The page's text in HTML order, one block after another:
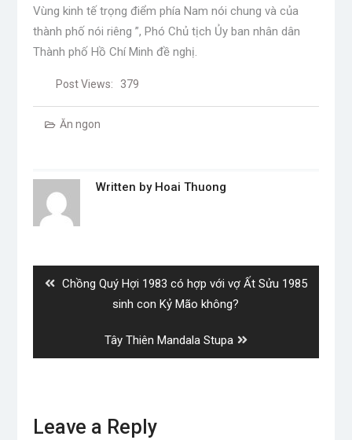
Vùng kinh tế trọng điểm phía Nam nói chung và của
thành phố nói riêng ”, Phó Chủ tịch Ủy ban nhân dân
Thành phố Hồ Chí Minh đề nghị.
Post Views: 379
Ăn ngon
Written by Hoai Thuong
Previous
Chồng Quý Hợi 1983 có hợp với vợ Ất Sửu 1985
sinh con Kỷ Mão không?
Next
post:
Tây Thiên Mandala Stupa
Leave a Reply